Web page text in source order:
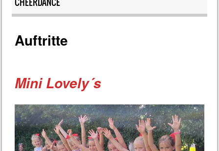
Auftritte
Mini Lovely´s